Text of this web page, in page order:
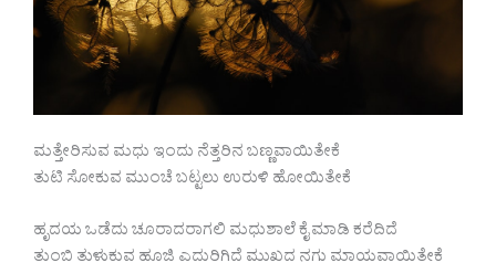
ಮತ್ತೇರಿಸುವ ಮಧು ಇಂದು ನೆತ್ತರಿನ ಬಣ್ಣವಾಯಿತೇಕೆ
ತುಟಿ ಸೋಕುವ ಮುಂಚೆ ಬಟ್ಟಲು ಉರುಳಿ ಹೋಯಿತೇಕೆ
ಹೃದಯ ಒಡೆದು ಚೂರಾದರಾಗಲಿ ಮಧುಶಾಲೆ ಕೈ ಮಾಡಿ ಕರೆದಿದೆ
ತುಂಬಿ ತುಳುಕುವ ಹೂಜಿ ಎದುರಿಗಿದೆ ಮುಖದ ನಗು ಮಾಯವಾಯಿತೇಕೆ